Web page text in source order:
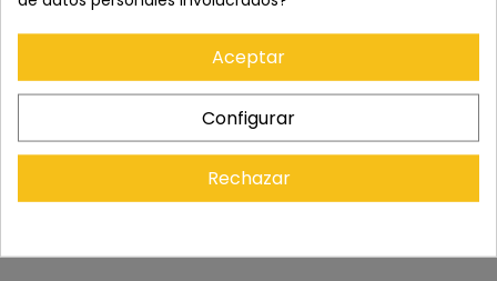
Los pedidos se entregan en un plazo de 5 a 7 días
laborables.
Recuerda que tienes 15 días, desde la recepción
del pedido, para solicitar la devolución.
Aceptar
Configurar
Rechazar